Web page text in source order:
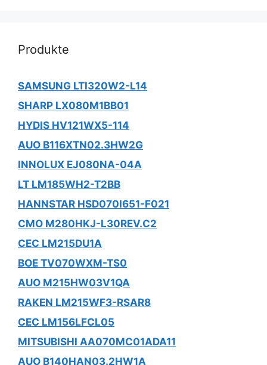
Produkte
SAMSUNG LTI320W2-L14
SHARP LX080M1BB01
HYDIS HV121WX5-114
AUO B116XTN02.3HW2G
INNOLUX EJ080NA-04A
LT LM185WH2-T2BB
HANNSTAR HSD070I651-F021
CMO M280HKJ-L30REV.C2
CEC LM215DU1A
BOE TV070WXM-TS0
AUO M215HW03V1QA
RAKEN LM215WF3-RSAR8
CEC LM156LFCL05
MITSUBISHI AA070MC01ADA11
AUO B140HAN03.2HW1A